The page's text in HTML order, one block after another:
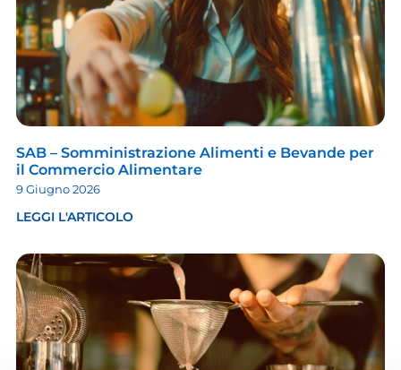
SAB – Somministrazione Alimenti e Bevande per
il Commercio Alimentare
9 Giugno 2026
LEGGI L'ARTICOLO